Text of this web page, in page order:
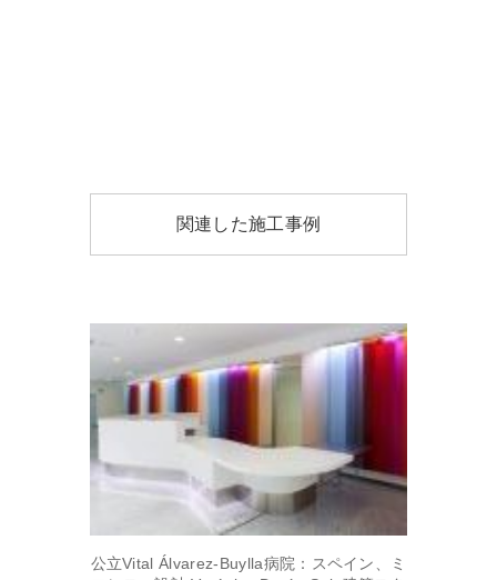
関連した施工事例
公立Vital Álvarez-Buylla病院：スペイン、ミ